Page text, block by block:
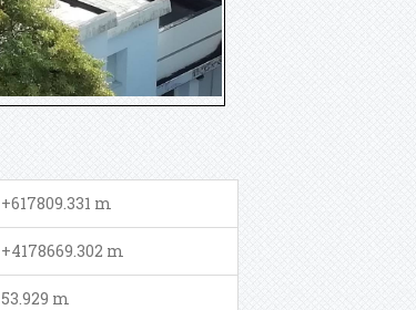
+617809.331 m
+4178669.302 m
53.929 m